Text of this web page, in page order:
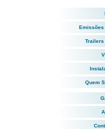
Emissões
Trailers
Quem